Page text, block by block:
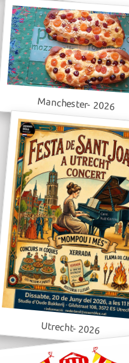
Manchester- 2026
Utrecht- 2026